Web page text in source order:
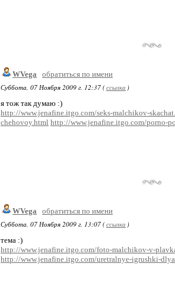
WVega
обратиться по имени
Суббота, 07 Ноября 2009 г. 12:37 (ссылка )
я тож так думаю :)
http://www.jenafine.itgo.com/seks-malchikov-
chehovoy.html http://www.jenafine.itgo.com/porno-
WVega
обратиться по имени
Суббота, 07 Ноября 2009 г. 13:07 (ссылка )
тема :)
http://www.jenafine.itgo.com/foto-malchikov-v-
http://www.jenafine.itgo.com/uretralnye-igrushki-